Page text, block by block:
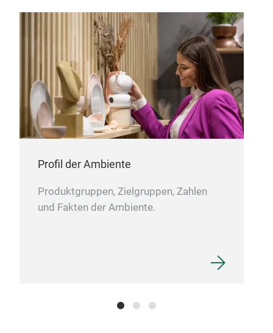
Profil der Ambiente
Produktgruppen, Zielgruppen, Zahlen
und Fakten der Ambiente.